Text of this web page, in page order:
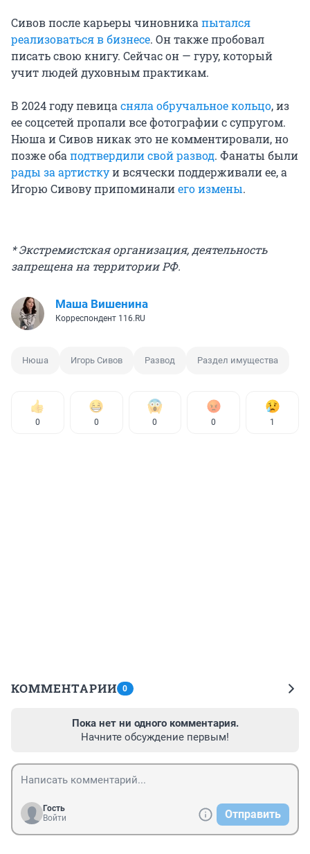
Сивов после карьеры чиновникапытался
реализоваться в бизнесе. Он также пробовал
писать свою книгу. Сейчас он — гуру, который
учит людей духовным практикам.
В 2024 году певицасняла обручальное кольцо, из
ее соцсетей пропали все фотографии с супругом.
Нюша и Сивов никак это не комментировали, но
позже обаподтвердили свой развод. Фанаты были
рады за артисткуи всячески поддерживали ее, а
Игорю Сивову припоминалиего измены.
* Экстремистская организация, деятельность
запрещена на территории РФ.
Маша Вишенина
Корреспондент 116.RU
Нюша Игорь Сивов Развод Раздел имущества
0 0 0 0 1
КОММЕНТАРИИ 0
Пока нет ни одного комментария.
Начните обсуждение первым!
Гость
Войти
Отправить